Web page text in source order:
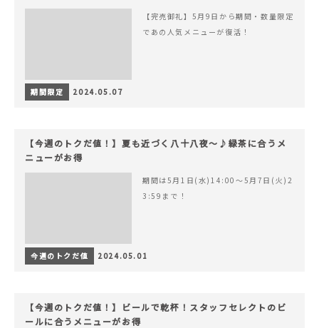
【完売御礼】5月9日から期間・数量限定
であの人気メニューが復活！
期間限定 2024.05.07
【今週のトクだ値！】夏も近づく八十八夜〜♪緑茶に合うメ
ニューがお得
期間は5月1日(水)14:00〜5月7日(火)2
3:59まで！
今週のトクだ値 2024.05.01
【今週のトクだ値！】ビールで乾杯！スタッフセレクトのビ
ールに合うメニューがお得